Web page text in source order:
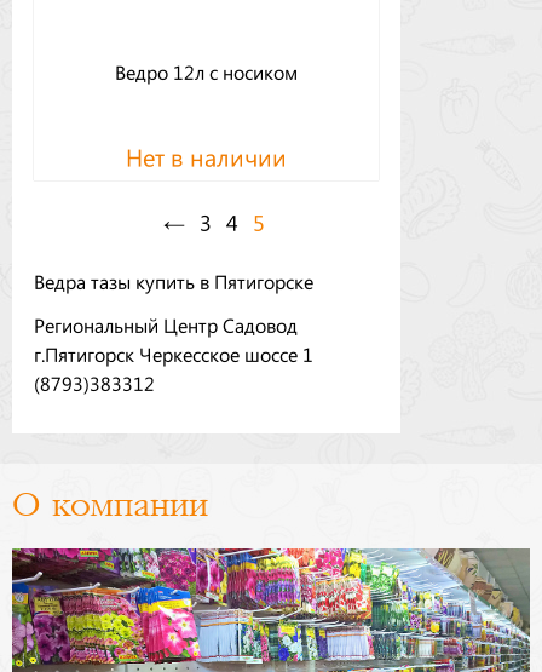
Ведро 12л с носиком
Нет в наличии
← 3 4 5
Ведра тазы купить в Пятигорске
Региональный Центр Садовод
г.Пятигорск Черкесское шоссе 1
(8793)383312
О компании